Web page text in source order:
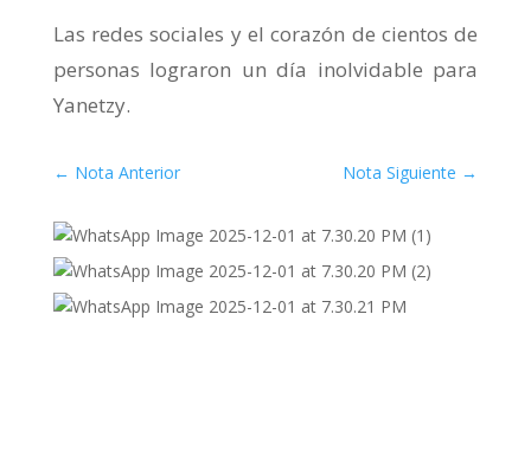
Las redes sociales y el corazón de cientos de
personas lograron un día inolvidable para
Yanetzy.
← Nota Anterior Nota Siguiente →